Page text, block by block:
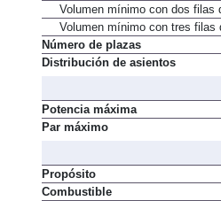
Volumen mínimo con dos filas
Volumen mínimo con tres filas
Número de plazas
Distribución de asientos
Potencia máxima
Par máximo
Propósito
Combustible